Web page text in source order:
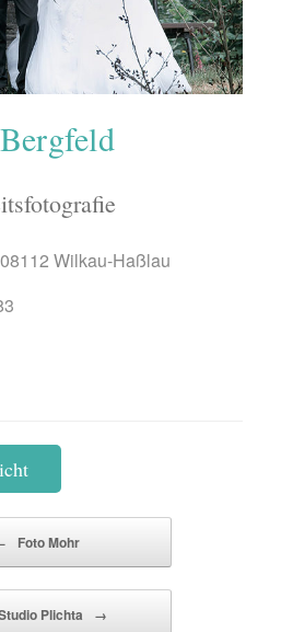
Wilkau-Haßlau
Foto Mohr
Plichta →